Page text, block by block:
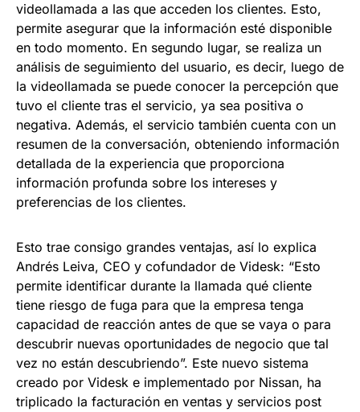
videollamada a las que acceden los clientes. Esto,
permite asegurar que la información esté disponible
en todo momento. En segundo lugar, se realiza un
análisis de seguimiento del usuario, es decir, luego de
la videollamada se puede conocer la percepción que
tuvo el cliente tras el servicio, ya sea positiva o
negativa. Además, el servicio también cuenta con un
resumen de la conversación, obteniendo información
detallada de la experiencia que proporciona
información profunda sobre los intereses y
preferencias de los clientes.
Esto trae consigo grandes ventajas, así lo explica
Andrés Leiva, CEO y cofundador de Videsk: “Esto
permite identificar durante la llamada qué cliente
tiene riesgo de fuga para que la empresa tenga
capacidad de reacción antes de que se vaya o para
descubrir nuevas oportunidades de negocio que tal
vez no están descubriendo”. Este nuevo sistema
creado por Videsk e implementado por Nissan, ha
triplicado la facturación en ventas y servicios post